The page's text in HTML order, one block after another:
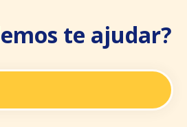
te ajudar?
o campo de pesquisa está